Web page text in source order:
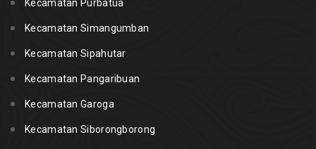
Kecamatan Purbatua
Kecamatan Simangumban
Kecamatan Sipahutar
Kecamatan Pangaribuan
Kecamatan Garoga
Kecamatan Siborongborong